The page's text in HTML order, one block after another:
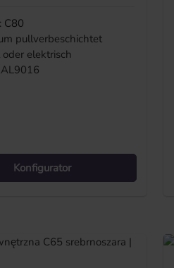
C80
pullverbeschichtet
elektrisch
Konfigurator